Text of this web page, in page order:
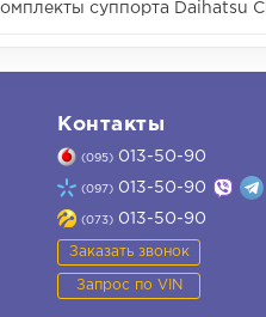
суппорта Daihatsu
Контакты
(095) 013-50-90
(097) 013-50-90
(073) 013-50-90
Заказать звонок
Запрос по VIN